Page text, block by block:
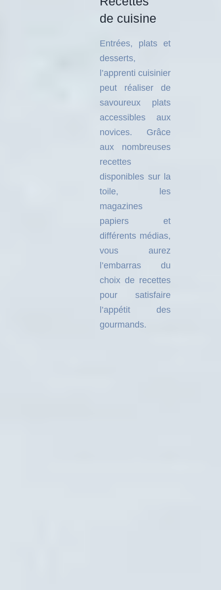
de cuisine
Entrées, plats et
desserts,
l’apprenti cuisinier
peut réaliser de
savoureux plats
accessibles aux
novices. Grâce
aux nombreuses
recettes
disponibles sur la
toile, les
magazines
papiers et
différents médias,
vous aurez
l’embarras du
choix de recettes
pour satisfaire
l’appétit des
gourmands.